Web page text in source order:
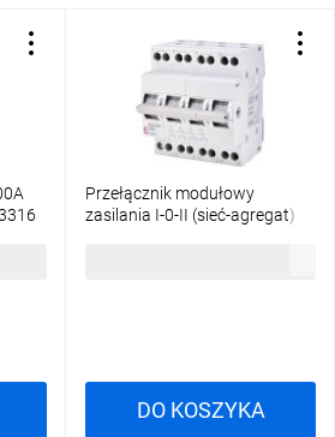
Przełącznik modułowy
zasilania I-0-II (sieć-agregat)
DO KOSZYKA